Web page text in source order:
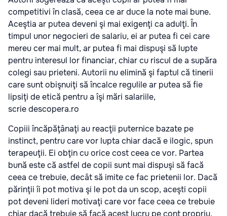
competitivi în clasă, ceea ce ar duce la note mai bune.
Aceştia ar putea deveni şi mai exigenţi ca adulţi. În
timpul unor negocieri de salariu, ei ar putea fi cei care
mereu cer mai mult, ar putea fi mai dispuşi să lupte
pentru interesul lor financiar, chiar cu riscul de a supăra
colegi sau prieteni. Autorii nu elimină şi faptul că tinerii
care sunt obişnuiţi să încalce regulile ar putea să fie
lipsiţi de etică pentru a îşi mări salariile,
scrie descopera.ro
Copiii încăpăţânaţi au reacţii puternice bazate pe
instinct, pentru care vor lupta chiar dacă e ilogic, spun
terapeuţii. Ei obţin cu orice cost ceea ce vor. Partea
bună este că astfel de copii sunt mai dispuşi să facă
ceea ce trebuie, decât să imite ce fac prietenii lor. Dacă
părinţii îi pot motiva şi le pot da un scop, aceşti copii
pot deveni lideri motivaţi care vor face ceea ce trebuie
chiar dacă trebuie să facă acest lucru pe cont propriu.